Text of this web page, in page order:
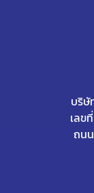
บริษั
เลข
ถน